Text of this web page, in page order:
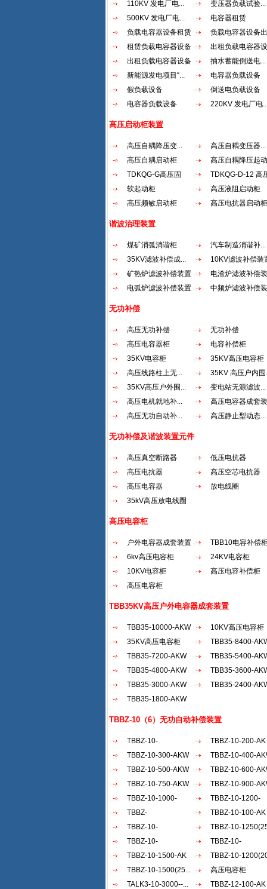
110KV 发电厂电...
变压器负载试验...
500KV 发电厂电...
电容器租赁
负载电容器设备租赁
负载电容器设备
租赁负载电容器设备
出租负载电容器
出租负载电容器设备
抽水蓄能倒送电...
新能源发电项目“...
电容器负载设备
假负载设备
倒送电负载设备
电容器负载设备
220KV 发电厂电
高压启动柜装置
高压自耦降压变...
高压自耦变压器...
高压自耦启动柜
高压自耦降压起
TDKQG-G高压固
态...
TDKQG-D-12 高
软起动柜
高压液阻启动柜
高压频敏启动柜
高压电抗器启动柜
谐波治理装置
煤矿消弧消谐柜
汽车制造消谐补...
35KV滤波补偿成...
10KV滤波补偿装
矿热炉滤波补偿装置
电渣炉滤波补偿
电弧炉滤波补偿装置
中频炉滤波补偿
无功补偿
高压无功补偿
无功补偿
高压电容器柜
电容补偿柜
35KV电容柜
35KV高压电容柜
高压线路柱上无...
35KV 高压户内围
35KV高压户外围...
变电站无源滤波...
高压电机就地补...
高压电容器成套
高压无功自动补...
高压静止型动态...
无功补偿及谐波装置元件
高压真空断路器
低压电抗器
高压电抗器
高压空芯电抗器
高压电容器
放电线圈
35kV高压放电线圈
高压电容柜
户外电容器成套装置
TBB10电容补偿
6kv高压电容柜
24KV电容柜
10KV电容柜
高压电容补偿柜
高压电容柜
TBB35KV高压户外电容器成套装置
TBB35-10000-AKW
10KV高压电容柜
35KV高压电容柜
TBB35-8400-
TBB35-7200-AKW
TBB35-5400-
TBB35-4800-AKW
TBB35-3600-
TBB35-3000-AKW
TBB35-2400-
TBB35-1800-AKW
TBBZ-10（6）无功自动补偿装置
TBBZ-10-
2100（30...
TBBZ-10-200-AK
TBBZ-10-300-AKW
TBBZ-10-400-
TBBZ-10-500-AKW
TBBZ-10-600-
TBBZ-10-750-AKW
TBBZ-10-900-
TBBZ-10-1000-
AKW
TBBZ-10-1200-
AKW
TBBZ-
900（200+30...
TBBZ-10-100-AK
TBBZ-10-
1200（20...
TBBZ-10-
TBBZ-10-
900（150...
TBBZ-10-
1500（50...
TBBZ-10-1500-AK
TBBZ-10-
TBBZ-10-1500(25...
高压电容柜
TALK3-10-3000--...
TBBZ-12-100-AK